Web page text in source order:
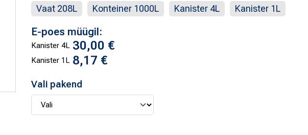
Vaat 208L Konteiner 1000L Kanister 4L Kanister 1L
E-poes müügil:
Kanister 4L 30,00 €
Kanister 1L 8,17 €
Vali pakend